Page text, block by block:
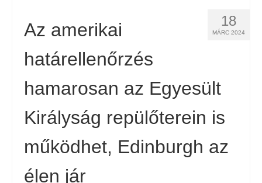
18
MÁRC 2024
Az amerikai
határellenőrzés
hamarosan az Egyesült
Királyság repülőterein is
működhet, Edinburgh az
élen jár